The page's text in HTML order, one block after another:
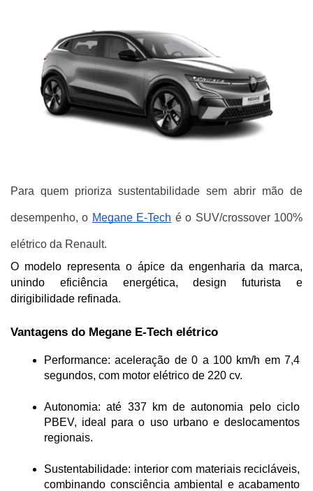
Para quem prioriza sustentabilidade sem abrir mão de
desempenho, o Megane E-Tech é o SUV/crossover 100%
elétrico da Renault.
O modelo representa o ápice da engenharia da marca,
unindo eficiência energética, design futurista e
dirigibilidade refinada.
Vantagens do Megane E-Tech elétrico
Performance: aceleração de 0 a 100 km/h em 7,4
segundos, com motor elétrico de 220 cv.
Autonomia: até 337 km de autonomia pelo ciclo
PBEV, ideal para o uso urbano e deslocamentos
regionais.
Sustentabilidade: interior com materiais recicláveis,
combinando consciência ambiental e acabamento